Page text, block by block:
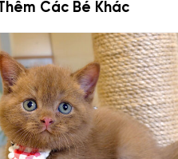
Các Bé Khác